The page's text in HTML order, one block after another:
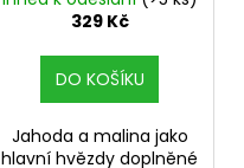
malina a třešeň
329 Kč
DO KOŠÍKU
Jahoda a malina jako
hlavní hvězdy doplněné